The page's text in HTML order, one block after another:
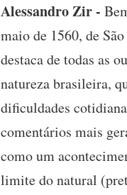
Alessandro Zir -
maio de 1560, de
destaca de todas as
natureza brasileira,
dificuldades
comentários mais
como um
limite do natural